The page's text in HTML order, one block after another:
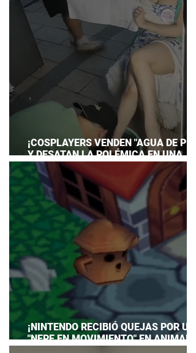
¡COSPLAYERS VENDEN "AGUA DE
Y DESATAN LA POLÉMICA EN UNA
CONVENCIÓN DE ANIME!
¡NINTENDO RECIBIÓ QUEJAS POR UN
"NEPE EN MOVIMIENTO" EN ANIMAL